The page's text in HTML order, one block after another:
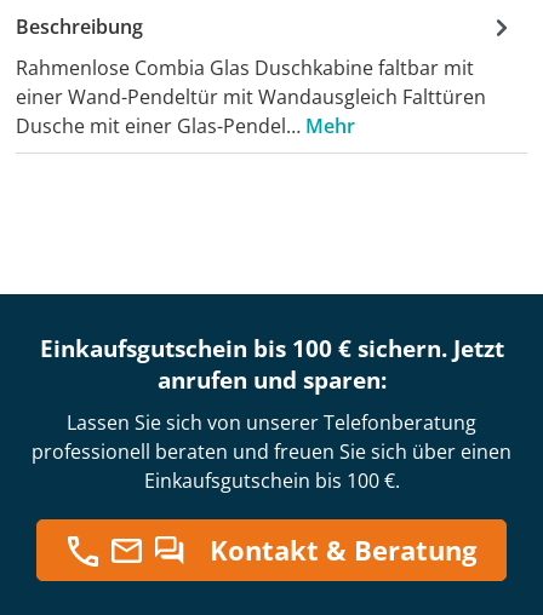
Beschreibung
Rahmenlose Combia Glas Duschkabine faltbar mit
einer Wand-Pendeltür mit Wandausgleich Falttüren
Dusche mit einer Glas-Pendel… Mehr
Einkaufsgutschein bis 100 € sichern. Jetzt
anrufen und sparen:
Lassen Sie sich von unserer Telefonberatung
professionell beraten und freuen Sie sich über einen
Einkaufsgutschein bis 100 €.
Kontakt & Beratung